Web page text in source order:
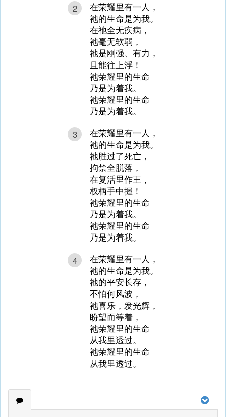
2
在荣耀里有一人，
祂的生命是为我。
在祂全无疾病，
祂毫无软弱，
祂是刚强、有力，
且能往上浮！
祂荣耀里的生命
乃是为着我。
祂荣耀里的生命
乃是为着我。
3
在荣耀里有一人，
祂的生命是为我。
祂胜过了死亡，
拘禁全脱落，
在复活里作王，
权柄手中握！
祂荣耀里的生命
乃是为着我。
祂荣耀里的生命
乃是为着我。
4
在荣耀里有一人，
祂的生命是为我。
祂的平安长存，
不怕何风波，
祂喜乐，发光辉，
盼望而等着，
祂荣耀里的生命
从我里透过。
祂荣耀里的生命
从我里透过。